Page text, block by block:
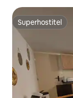
Superhostiteľ
Superhostiteľ